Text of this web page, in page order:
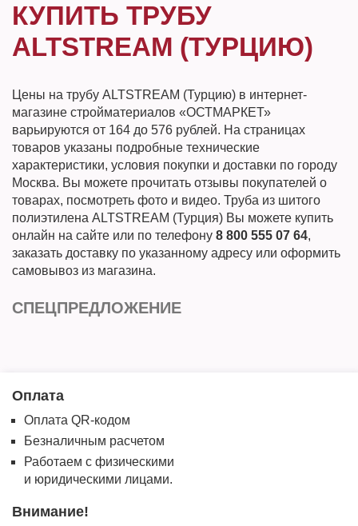
КУПИТЬ ТРУБУ
ALTSTREAM (ТУРЦИЮ)
Цены на трубу ALTSTREAM (Турцию) в интернет-
магазине стройматериалов «ОСТМАРКЕТ»
варьируются от 164 до 576 рублей. На страницах
товаров указаны подробные технические
характеристики, условия покупки и доставки по городу
Москва. Вы можете прочитать отзывы покупателей о
товарах, посмотреть фото и видео. Труба из шитого
полиэтилена ALTSTREAM (Турция) Вы можете купить
онлайн на сайте или по телефону 8 800 555 07 64,
заказать доставку по указанному адресу или оформить
самовывоз из магазина.
СПЕЦПРЕДЛОЖЕНИЕ
Оплата
Оплата QR-кодом
Безналичным расчетом
Работаем с физическими
и юридическими лицами.
Внимание!